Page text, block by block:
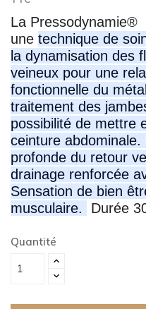
La Pressodynamie®
une technique de
la dynamisation des
veineux pour une
fonctionnelle du
traitement des
possibilité de mettre
ceinture
profonde du retour
drainage renforcée
Sensation de bien
musculaire.
Durée
Quantité